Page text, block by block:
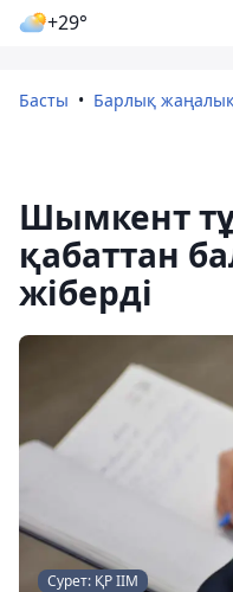
+29°
Басты Барлық
Шымкент
қабаттан
жіберді
Сурет: ҚР ІІМ